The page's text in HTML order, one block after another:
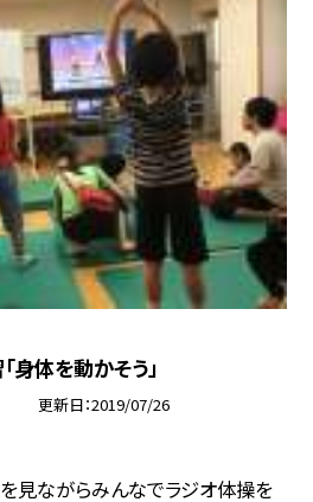
身体を動かそう」
更新日 2019/07/26
見ながらみんなでラジオ体操を